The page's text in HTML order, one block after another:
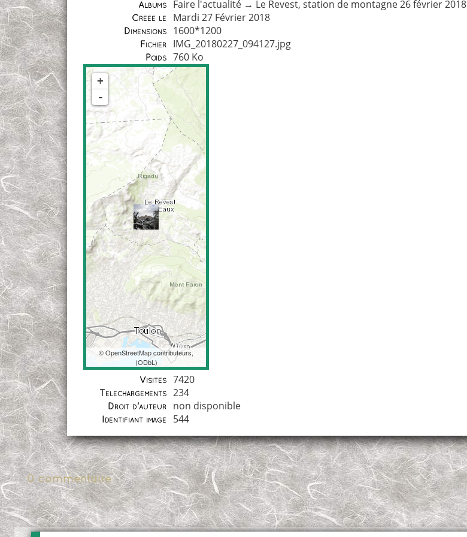
Albums Faire l'actualité → Le Revest, station de montagne 26 février 2018
Créée le Mardi 27 Février 2018
Dimensions 1600*1200
Fichier IMG_20180227_094127.jpg
Poids 760 Ko
Coordonnées
+
-
©OpenStreetMapcontributeurs,
(ODbL )
Visites 7420
Téléchargements 234
Droit d'auteur non disponible
Identifiant image 544
0 commentaire